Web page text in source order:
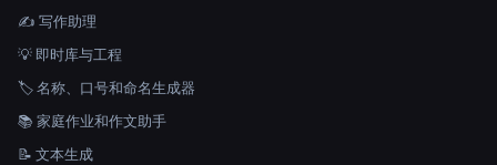
✍️ 写作助理
💡 即时库与工程
🏷️ 名称、口号和命名生成器
📚 家庭作业和作文助手
📝 文本生成